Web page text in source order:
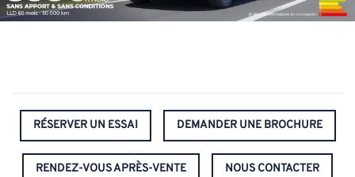
RÉSERVER UN ESSAI DEMANDER UNE BROCHURE
RENDEZ-VOUS APRÈS-VENTE NOUS CONTACTER